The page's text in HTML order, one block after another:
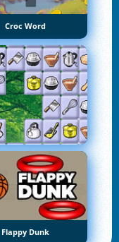
Croc Word
Flappy Dunk